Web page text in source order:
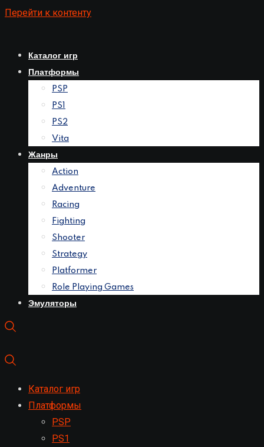
Перейти к контенту
Каталог игр
Платформы
PSP
PS1
PS2
Vita
Жанры
Action
Adventure
Racing
Fighting
Shooter
Strategy
Platformer
Role Playing Games
Эмуляторы
Каталог игр
Платформы
PSP
PS1